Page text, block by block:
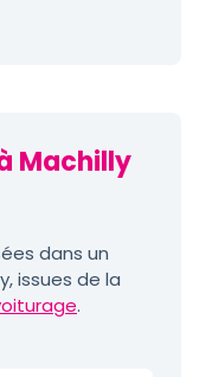
Machilly
dans un
issues de la
.